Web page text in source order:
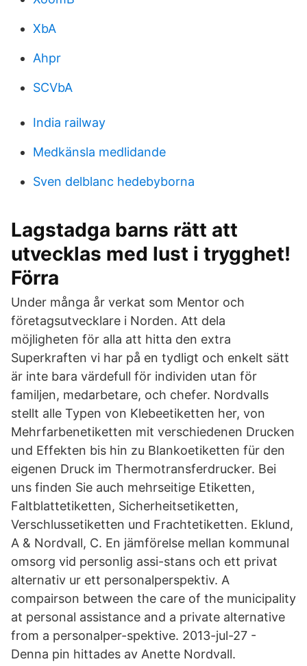
XbA
Ahpr
SCVbA
India railway
Medkänsla medlidande
Sven delblanc hedebyborna
Lagstadga barns rätt att
utvecklas med lust i trygghet!
Förra
Under många år verkat som Mentor och
företagsutvecklare i Norden. Att dela
möjligheten för alla att hitta den extra
Superkraften vi har på en tydligt och enkelt sätt
är inte bara värdefull för individen utan för
familjen, medarbetare, och chefer. Nordvalls
stellt alle Typen von Klebeetiketten her, von
Mehrfarbenetiketten mit verschiedenen Drucken
und Effekten bis hin zu Blankoetiketten für den
eigenen Druck im Thermotransferdrucker. Bei
uns finden Sie auch mehrseitige Etiketten,
Faltblattetiketten, Sicherheitsetiketten,
Verschlussetiketten und Frachtetiketten. Eklund,
A & Nordvall, C. En jämförelse mellan kommunal
omsorg vid personlig assi-stans och ett privat
alternativ ur ett personalperspektiv. A
compairson between the care of the municipality
at personal assistance and a private alternative
from a personalper-spektive. 2013-jul-27 -
Denna pin hittades av Anette Nordvall.